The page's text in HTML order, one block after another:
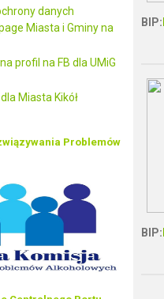
danych
Miasta i Gminy na
profil na FB dla UMiG
Miasta Kikół
Problemów
BIP:
BIP: